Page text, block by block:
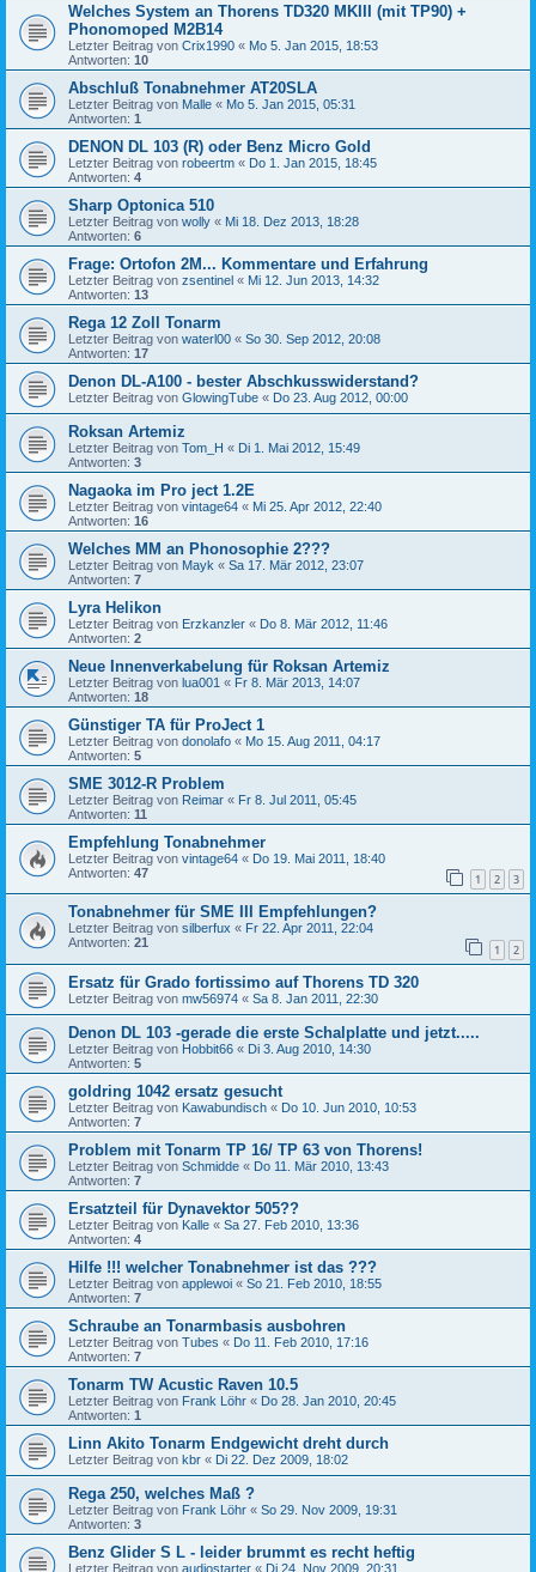
Welches System an Thorens TD320 MKIII (mit TP90) +
Phonomoped M2B14
Letzter Beitrag von Crix1990 « Mo 5. Jan 2015, 18:53
Antworten: 10
Abschluß Tonabnehmer AT20SLA
Letzter Beitrag von Malle « Mo 5. Jan 2015, 05:31
Antworten: 1
DENON DL 103 (R) oder Benz Micro Gold
Letzter Beitrag von robeertm « Do 1. Jan 2015, 18:45
Antworten: 4
Sharp Optonica 510
Letzter Beitrag von wolly « Mi 18. Dez 2013, 18:28
Antworten: 6
Frage: Ortofon 2M... Kommentare und Erfahrung
Letzter Beitrag von zsentinel « Mi 12. Jun 2013, 14:32
Antworten: 13
Rega 12 Zoll Tonarm
Letzter Beitrag von waterl00 « So 30. Sep 2012, 20:08
Antworten: 17
Denon DL-A100 - bester Abschkusswiderstand?
Letzter Beitrag von GlowingTube « Do 23. Aug 2012, 00:00
Roksan Artemiz
Letzter Beitrag von Tom_H « Di 1. Mai 2012, 15:49
Antworten: 3
Nagaoka im Pro ject 1.2E
Letzter Beitrag von vintage64 « Mi 25. Apr 2012, 22:40
Antworten: 16
Welches MM an Phonosophie 2???
Letzter Beitrag von Mayk « Sa 17. Mär 2012, 23:07
Antworten: 7
Lyra Helikon
Letzter Beitrag von Erzkanzler « Do 8. Mär 2012, 11:46
Antworten: 2
Neue Innenverkabelung für Roksan Artemiz
Letzter Beitrag von lua001 « Fr 8. Mär 2013, 14:07
Antworten: 18
Günstiger TA für ProJect 1
Letzter Beitrag von donolafo « Mo 15. Aug 2011, 04:17
Antworten: 5
SME 3012-R Problem
Letzter Beitrag von Reimar « Fr 8. Jul 2011, 05:45
Antworten: 11
Empfehlung Tonabnehmer
Letzter Beitrag von vintage64 « Do 19. Mai 2011, 18:40
Antworten: 47 1 2 3
Tonabnehmer für SME III Empfehlungen?
Letzter Beitrag von silberfux « Fr 22. Apr 2011, 22:04
Antworten: 21 1 2
Ersatz für Grado fortissimo auf Thorens TD 320
Letzter Beitrag von mw56974 « Sa 8. Jan 2011, 22:30
Denon DL 103 -gerade die erste Schalplatte und jetzt.....
Letzter Beitrag von Hobbit66 « Di 3. Aug 2010, 14:30
Antworten: 5
goldring 1042 ersatz gesucht
Letzter Beitrag von Kawabundisch « Do 10. Jun 2010, 10:53
Antworten: 7
Problem mit Tonarm TP 16/ TP 63 von Thorens!
Letzter Beitrag von Schmidde « Do 11. Mär 2010, 13:43
Antworten: 7
Ersatzteil für Dynavektor 505??
Letzter Beitrag von Kalle « Sa 27. Feb 2010, 13:36
Antworten: 4
Hilfe !!! welcher Tonabnehmer ist das ???
Letzter Beitrag von applewoi « So 21. Feb 2010, 18:55
Antworten: 7
Schraube an Tonarmbasis ausbohren
Letzter Beitrag von Tubes « Do 11. Feb 2010, 17:16
Antworten: 7
Tonarm TW Acustic Raven 10.5
Letzter Beitrag von Frank Löhr « Do 28. Jan 2010, 20:45
Antworten: 1
Linn Akito Tonarm Endgewicht dreht durch
Letzter Beitrag von kbr « Di 22. Dez 2009, 18:02
Rega 250, welches Maß ?
Letzter Beitrag von Frank Löhr « So 29. Nov 2009, 19:31
Antworten: 3
Benz Glider S L - leider brummt es recht heftig
Letzter Beitrag von audiostarter « Di 24. Nov 2009, 20:31